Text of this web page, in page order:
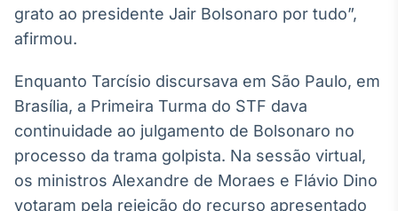
Ticker
Widgets
Componentes
para conteúdos e
grato ao presidente Jair Bolsonaro por tudo”,
afirmou.
Enquanto Tarcísio discursava em São Paulo, em
Brasília, a Primeira Turma do STF dava
continuidade ao julgamento de Bolsonaro no
processo da trama golpista. Na sessão virtual,
os ministros Alexandre de Moraes e Flávio Dino
votaram pela rejeição do recurso apresentado